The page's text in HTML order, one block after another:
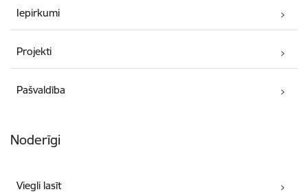
Iepirkumi
Projekti
Pašvaldība
Noderīgi
Viegli lasīt